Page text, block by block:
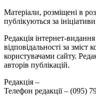
Матеріали, розміщені в
публікуються за
Редакція інтернет-
відповідальності за зміст
користувачами сайту.
авторів публікацій.
Редакція –
Телефон редакції – (095)